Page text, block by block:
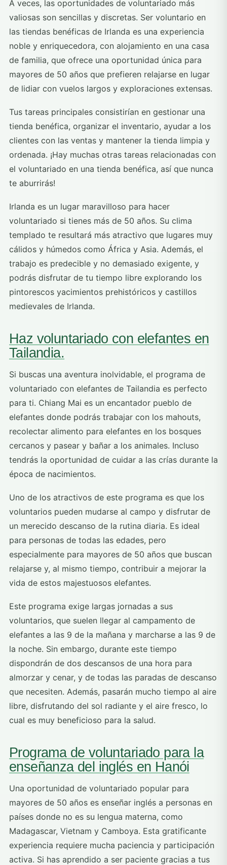
A veces, las oportunidades de voluntariado más
valiosas son sencillas y discretas. Ser voluntario en
las tiendas benéficas de Irlanda es una experiencia
noble y enriquecedora, con alojamiento en una casa
de familia, que ofrece una oportunidad única para
mayores de 50 años que prefieren relajarse en lugar
de lidiar con vuelos largos y exploraciones extensas.
Tus tareas principales consistirían en gestionar una
tienda benéfica, organizar el inventario, ayudar a los
clientes con las ventas y mantener la tienda limpia y
ordenada. ¡Hay muchas otras tareas relacionadas con
el voluntariado en una tienda benéfica, así que nunca
te aburrirás!
Irlanda es un lugar maravilloso para hacer
voluntariado si tienes más de 50 años. Su clima
templado te resultará más atractivo que lugares muy
cálidos y húmedos como África y Asia. Además, el
trabajo es predecible y no demasiado exigente, y
podrás disfrutar de tu tiempo libre explorando los
pintorescos yacimientos prehistóricos y castillos
medievales de Irlanda.
Haz voluntariado con elefantes en
Tailandia.
Si buscas una aventura inolvidable, el programa de
voluntariado con elefantes de Tailandia es perfecto
para ti. Chiang Mai es un encantador pueblo de
elefantes donde podrás trabajar con los mahouts,
recolectar alimento para elefantes en los bosques
cercanos y pasear y bañar a los animales. Incluso
tendrás la oportunidad de cuidar a las crías durante la
época de nacimientos.
Uno de los atractivos de este programa es que los
voluntarios pueden mudarse al campo y disfrutar de
un merecido descanso de la rutina diaria. Es ideal
para personas de todas las edades, pero
especialmente para mayores de 50 años que buscan
relajarse y, al mismo tiempo, contribuir a mejorar la
vida de estos majestuosos elefantes.
Este programa exige largas jornadas a sus
voluntarios, que suelen llegar al campamento de
elefantes a las 9 de la mañana y marcharse a las 9 de
la noche. Sin embargo, durante este tiempo
dispondrán de dos descansos de una hora para
almorzar y cenar, y de todas las paradas de descanso
que necesiten. Además, pasarán mucho tiempo al aire
libre, disfrutando del sol radiante y el aire fresco, lo
cual es muy beneficioso para la salud.
Programa de voluntariado para la
enseñanza del inglés en Hanói
Una oportunidad de voluntariado popular para
mayores de 50 años es enseñar inglés a personas en
países donde no es su lengua materna, como
Madagascar, Vietnam y Camboya. Esta gratificante
experiencia requiere mucha paciencia y participación
activa. Si has aprendido a ser paciente gracias a tus